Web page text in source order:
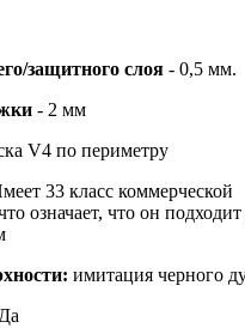
защитного слоя - 0,5 мм.
- 2 мм
V4 по периметру
33 класс коммерческой
означает, что он
имитация черного